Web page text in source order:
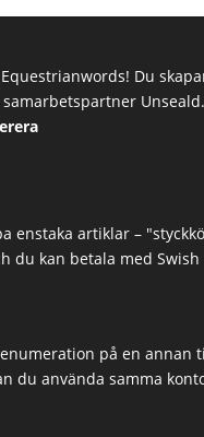
Du
enstaka artiklar –
du kan betala med
på en annan
du använda samma